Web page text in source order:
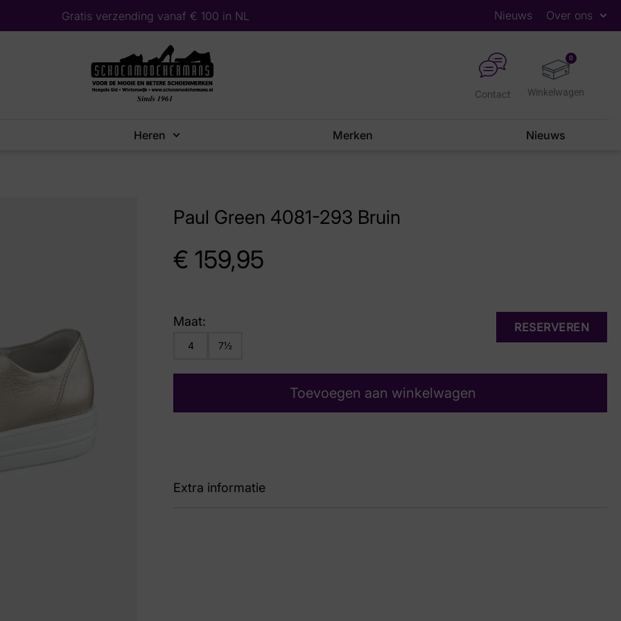
Gratis verzending vanaf € 100 in NL Nieuws Over ons
0
Contact
Heren Merken Nieuws
Paul Green 4081-293 Bruin
€ 159,95
RESERVEREN
Maat:
4 7½
Toevoegen aan winkelwagen
Extra informatie